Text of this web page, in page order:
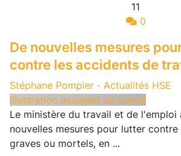
11
0
De nouvelles mesures
contre les accidents de
Stéphane Pompier
Actualités HSE
Illustration accident du travail
Le ministère du travail et de l'emploi
nouvelles mesures pour lutter
graves ou mortels, en ...